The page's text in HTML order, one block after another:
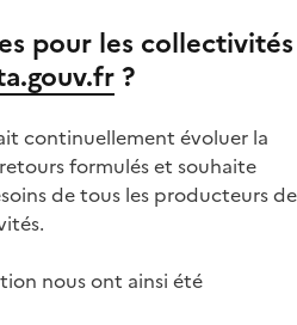
pour les collectivités
?
continuellement évoluer la
formulés et souhaite
de tous les producteurs de
nous ont ainsi été